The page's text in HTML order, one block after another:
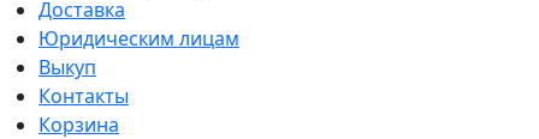
Доставка
Юридическим лицам
Выкуп
Контакты
Корзина